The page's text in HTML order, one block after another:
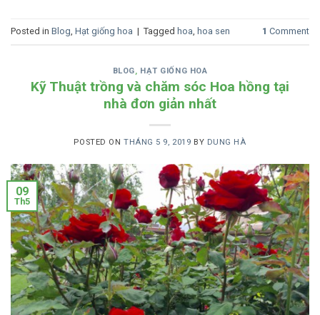
Posted in Blog Hạt giống hoa | Tagged hoa hoa sen 1 Comment
BLOG HẠT GIỐNG HOA
Kỹ Thuật trồng và chăm sóc Hoa hồng tại
nhà đơn giản nhất
POSTED ONTHÁNG 5 9, 2019 BY DUNG HÀ
09
Th5